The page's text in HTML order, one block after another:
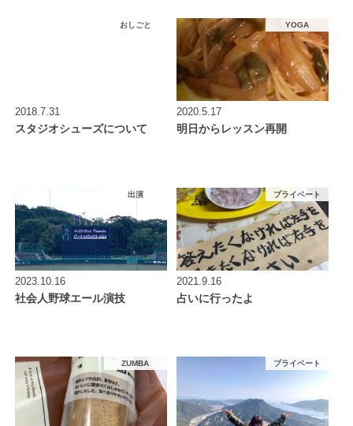
おしごと
2018.7.31
スタジオシューズについて
YOGA
2020.5.17
明日からレッスン再開
出演
2023.10.16
社会人野球エール演技
プライベート
2021.9.16
占いに行ったよ
ZUMBA プライベート